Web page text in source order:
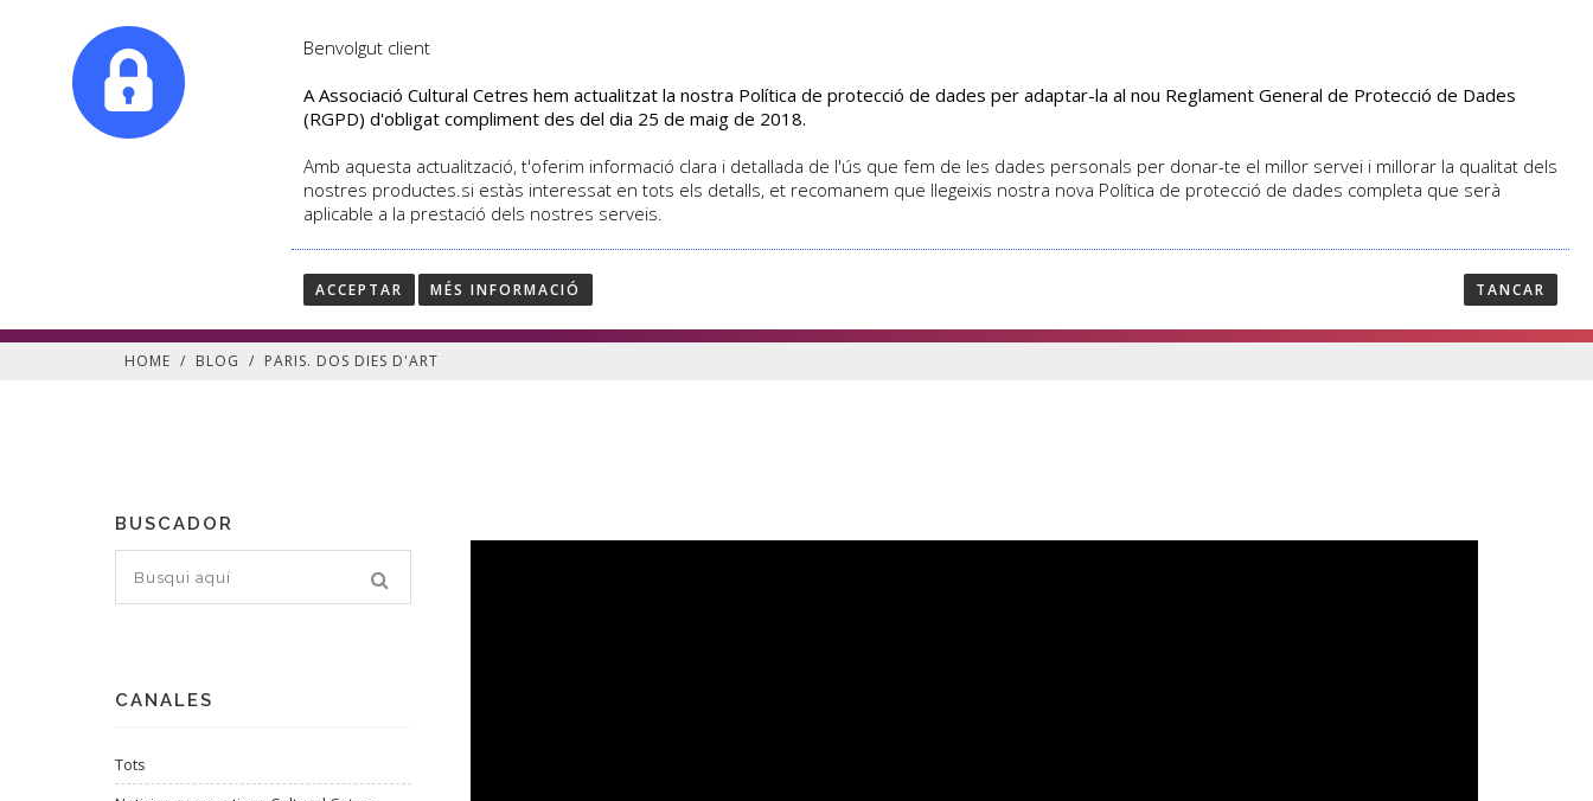
EL CENTRE CURSOS ACTIVITATS ASSOCIATS PROFESSORAT NOTICIES CONTACTAR
PARIS. DOS DIES D'ART
PRIMAVERA MUSEÍSTICA EN PARÍS
HOME / BLOG / PARIS. DOS DIES D'ART
BUSCADOR
CANALES
Tots
Benvolgut client
A Associació Cultural Cetres hem actualitzat la nostra Política de protecció de dades per adaptar-la al nou Reglament General de Protecció de Dades
(RGPD) d'obligat compliment des del dia 25 de maig de 2018.
Amb aquesta actualització, t'oferim informació clara i detallada de l'ús que fem de les dades personals per donar-te el millor servei i millorar la qualitat dels
nostres productes.si estàs interessat en tots els detalls, et recomanem que llegeixis nostra nova Política de protecció de dades completa que serà
aplicable a la prestació dels nostres serveis.
ACCEPTAR MÉS INFORMACIÓ TANCAR